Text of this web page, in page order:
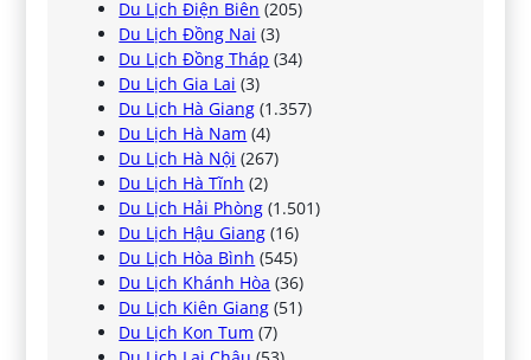
Du Lịch Điện Biên (205)
Du Lịch Đồng Nai (3)
Du Lịch Đồng Tháp (34)
Du Lịch Gia Lai (3)
Du Lịch Hà Giang (1.357)
Du Lịch Hà Nam (4)
Du Lịch Hà Nội (267)
Du Lịch Hà Tĩnh (2)
Du Lịch Hải Phòng (1.501)
Du Lịch Hậu Giang (16)
Du Lịch Hòa Bình (545)
Du Lịch Khánh Hòa (36)
Du Lịch Kiên Giang (51)
Du Lịch Kon Tum (7)